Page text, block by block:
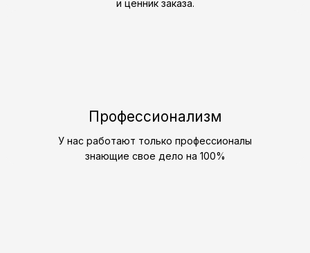
и ценник заказа.
Профессионализм
У нас работают только профессионалы
знающие свое дело на 100%